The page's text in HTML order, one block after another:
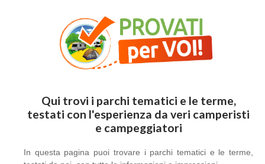
Qui trovi i parchi tematici e le terme,
testati con l'esperienza da veri camperisti
e campeggiatori
In questa pagina puoi trovare i parchi tematici e le terme,